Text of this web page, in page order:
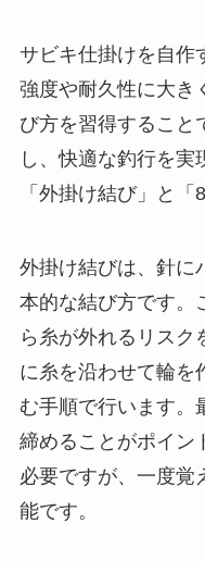
サビキ仕掛けを自作
強度や耐久性に大き
び方を習得すること
し、快適な釣行を
「外掛け結び」と「
外掛け結びは、針に
本的な結び方です。
ら糸が外れるリスク
に糸を沿わせて輪を
む手順で行います。
締めることがポイン
必要ですが、一度覚
能です。